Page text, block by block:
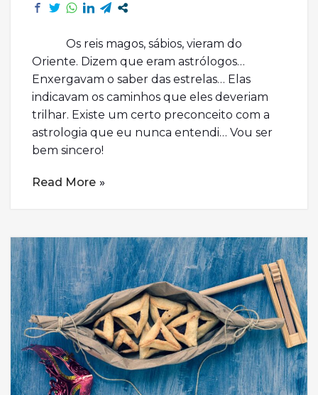
Os reis magos, sábios, vieram do
Oriente. Dizem que eram astrólogos…
Enxergavam o saber das estrelas… Elas
indicavam os caminhos que eles deveriam
trilhar. Existe um certo preconceito com a
astrologia que eu nunca entendi… Vou ser
bem sincero!
Read More